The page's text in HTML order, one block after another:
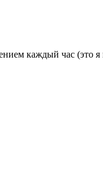
каждый час (это